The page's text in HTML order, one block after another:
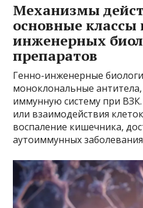
Механизмы
основные классы
инженерных
препаратов
Генно-инженерные
моноклональные
иммунную систему при
или взаимодействия
воспаление кишечника,
аутоиммунных